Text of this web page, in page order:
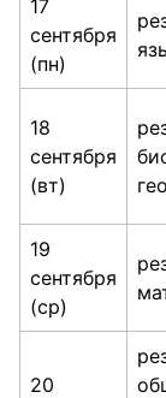
17
сентября
(пн)
18
сентября
(вт)
19
сентября
(ср)
20